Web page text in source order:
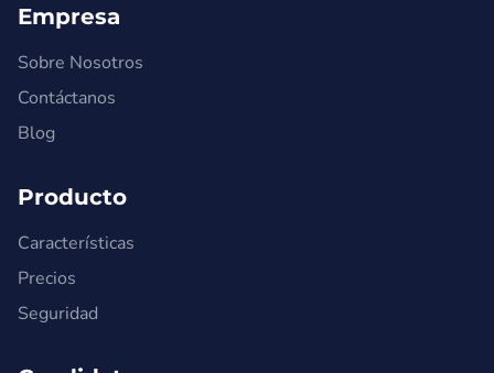
Empresa
Sobre Nosotros
Contáctanos
Blog
Producto
Características
Precios
Seguridad